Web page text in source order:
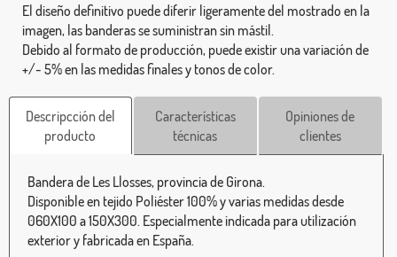
El diseño definitivo puede diferir ligeramente del mostrado en la
imagen, las banderas se suministran sin mástil.
Debido al formato de producción, puede existir una variación de
+/- 5% en las medidas finales y tonos de color.
Descripcción del
producto
Características
técnicas
Opiniones de
clientes
Bandera de Les Llosses, provincia de Girona.
Disponible en tejido Poliéster 100% y varias medidas desde
060X100 a 150X300. Especialmente indicada para utilización
exterior y fabricada en España.